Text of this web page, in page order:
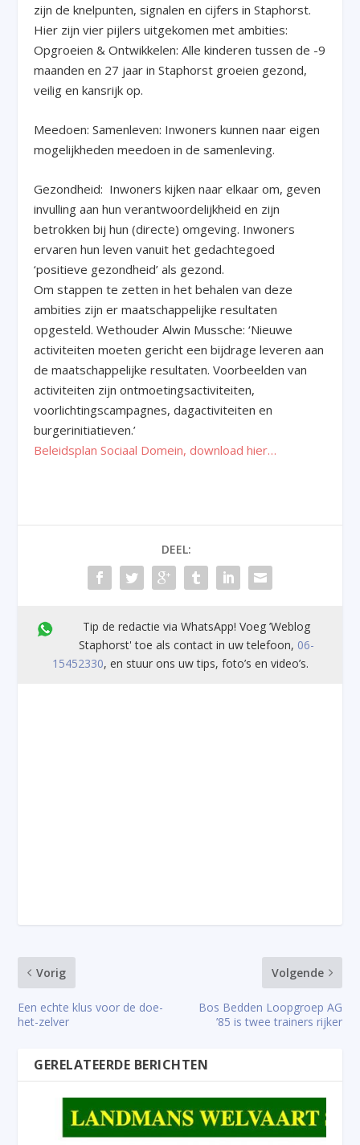
zijn de knelpunten, signalen en cijfers in Staphorst.
Hier zijn vier pijlers uitgekomen met ambities:
Opgroeien & Ontwikkelen: Alle kinderen tussen de -9
maanden en 27 jaar in Staphorst groeien gezond,
veilig en kansrijk op.
Meedoen: Samenleven: Inwoners kunnen naar eigen
mogelijkheden meedoen in de samenleving.
Gezondheid: Inwoners kijken naar elkaar om, geven
invulling aan hun verantwoordelijkheid en zijn
betrokken bij hun (directe) omgeving. Inwoners
ervaren hun leven vanuit het gedachtegoed
‘positieve gezondheid’ als gezond.
Om stappen te zetten in het behalen van deze
ambities zijn er maatschappelijke resultaten
opgesteld. Wethouder Alwin Mussche: ‘Nieuwe
activiteiten moeten gericht een bijdrage leveren aan
de maatschappelijke resultaten. Voorbeelden van
activiteiten zijn ontmoetingsactiviteiten,
voorlichtingscampagnes, dagactiviteiten en
burgerinitiatieven.’
Beleidsplan Sociaal Domein, download hier…
DEEL:
Tip de redactie via WhatsApp! Voeg ’Weblog
Staphorst' toe als contact in uw telefoon, 06-
15452330, en stuur ons uw tips, foto’s en video’s.
Vorig
Een echte klus voor de doe-
het-zelver
Volgende
Bos Bedden Loopgroep AG
’85 is twee trainers rijker
GERELATEERDE BERICHTEN